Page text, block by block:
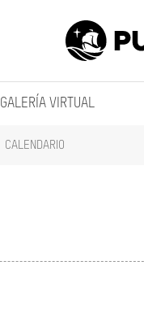
CALENDARIO
GALERÍA VIRTUAL